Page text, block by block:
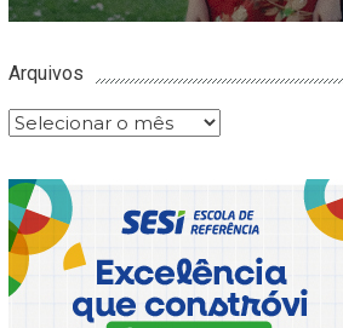
Arquivos
Arquivos